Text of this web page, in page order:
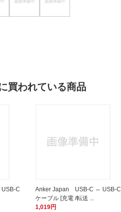
買われている商品
C
Anker Japan USB-C ⇔ USB-C
ケーブル [充電 /転送 ...
1,019円